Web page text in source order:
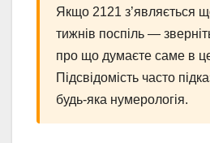
Якщо 2121 з’являється
тижнів поспіль —
про що думаєте саме в
Підсвідомість часто
будь-яка нумерологія.